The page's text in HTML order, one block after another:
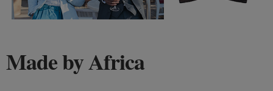
Made by Africa